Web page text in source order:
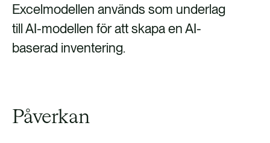
Excelmodellen används som underlag
till AI-modellen för att skapa en AI-
baserad inventering.
Påverkan